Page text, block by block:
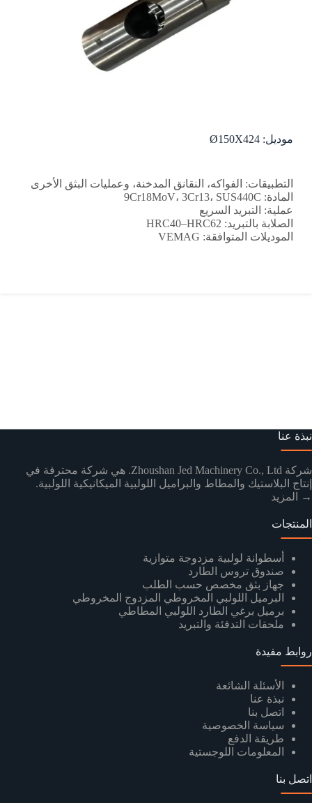
موديل: Ø150X424
التطبيقات: الفواكه، النقانق المدخنة، وعمليات البثق الأخرى
المادة: 9Cr18MoV، 3Cr13، SUS440C
عملية: التبريد السريع
الصلابة بالتبريد: HRC40–HRC62
الموديلات المتوافقة: VEMAG
نبذة عنا
شركة Zhoushan Jed Machinery Co., Ltd. هي شركة محترفة في
إنتاج البلاستيك والمطاط والبراميل اللولبية الميكانيكية اللولبية.
→ المزيد
المنتجات
أسطوانة لولبية مزدوجة متوازية
صندوق تروس الطارد
جهاز بثق مخصص حسب الطلب
البرميل اللولبي المخروطي المزدوج المخروطي
برميل برغي الطارد اللولبي المطاطي
ملحقات التدفئة والتبريد
روابط مفيدة
الأسئلة الشائعة
نبذة عنا
اتصل بنا
سياسة الخصوصية
طريقة الدفع
المعلومات اللوجستية
اتصل بنا